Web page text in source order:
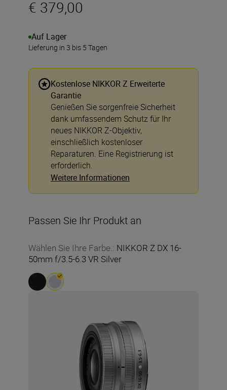
€ 379,00
Auf Lager
Lieferung in 3 bis 5 Tagen
Kostenlose NIKKOR Z Erweiterte
Garantie
Genießen Sie sorgenfreie Sicherheit
dank umfassendem Schutz für Ihr
neues NIKKOR Z-Objektiv,
einschließlich kostenloser
Reparaturen. Eine Registrierung ist
erforderlich.
Weitere Informationen
Passen Sie Ihr Produkt an
Wählen Sie Ihre Farbe.: NIKKOR Z DX 16-
50mm f/3.5-6.3 VR Silver